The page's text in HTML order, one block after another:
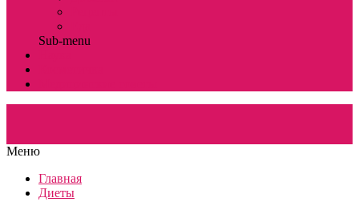
Sub-menu
Меню
Главная
Диеты